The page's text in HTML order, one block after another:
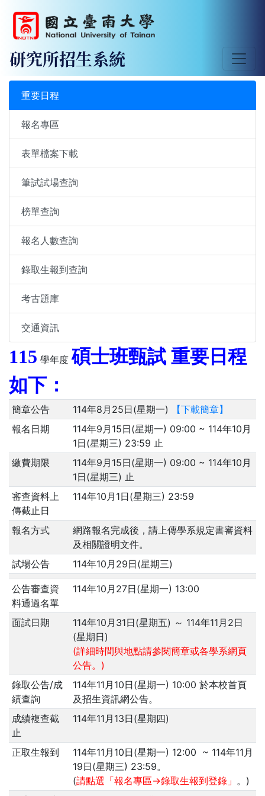
研究所招生系統
重要日程
報名專區
表單檔案下載
筆試試場查詢
榜單查詢
報名人數查詢
錄取生報到查詢
考古題庫
交通資訊
115 學年度碩士班甄試 重要日程
如下：
簡章公告 114年8月25日(星期一)
【下載簡章】
報名日期
114年9月15日(星期一) 09:00 ~ 114年10月
1日(星期三) 23:59 止
繳費期限
114年9月15日(星期一) 09:00 ~ 114年10月
1日(星期三) 止
審查資料上
傳截止日
114年10月1日(星期三) 23:59
報名方式
網路報名完成後，請上傳學系規定書審資料
及相關證明文件。
試場公告
114年10月29日(星期三)
公告審查資
料通過名單
114年10月27日(星期一) 13:00
面試日期 114年10月31日(星期五) ～ 114年11月2日
(星期日)
(詳細時間與地點請參閱簡章或各學系網頁
公告。)
錄取公告/成
績查詢
114年11月10日(星期一) 10:00 於本校首頁
及招生資訊網公告。
成績複查截
止
114年11月13日(星期四)
正取生報到 114年11月10日(星期一) 12:00 ~ 114年11月
19日(星期三) 23:59。
(請點選「報名專區→錄取生報到登錄」 。)